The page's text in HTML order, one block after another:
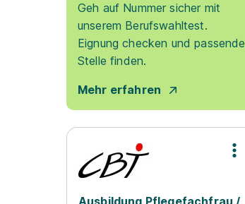
Geh auf Nummer sicher mit
unserem Berufswahltest.
Eignung checken und passende
Stelle finden.
Mehr erfahren
Ausbildung Pflegefachfrau /